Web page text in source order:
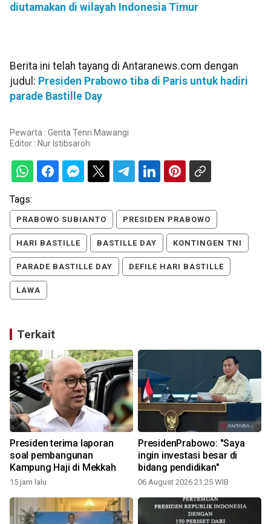
diutamakan di wilayah Indonesia Timur
Berita ini telah tayang di Antaranews.com dengan
judul: Presiden Prabowo tiba di Paris untuk hadiri
parade Bastille Day
Pewarta : Genta Tenri Mawangi
Editor : Nur Istibsaroh
Tags:
PRABOWO SUBIANTO PRESIDEN PRABOWO
HARI BASTILLE BASTILLE DAY KONTINGEN TNI
PARADE BASTILLE DAY DEFILE HARI BASTILLE
LAWA
Terkait
Presiden terima laporan
soal pembangunan
Kampung Haji di Mekkah
15 jam lalu
PresidenPrabowo: "Saya
ingin investasi besar di
bidang pendidikan"
06 August 2026 21:25 WIB